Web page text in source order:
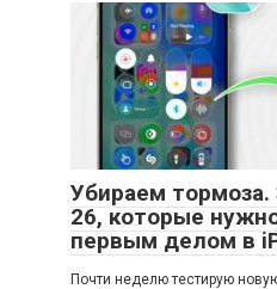
Убираем тормоза.
26, которые
первым делом в
Почти неделю тестирую